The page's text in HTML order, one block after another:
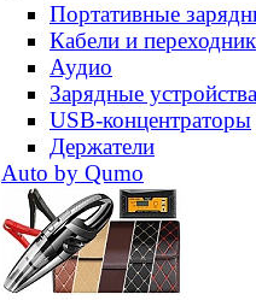
Портативные
Кабели и
Аудио
Зарядные устройства
USB-концентраторы
Держатели
Auto by Qumo